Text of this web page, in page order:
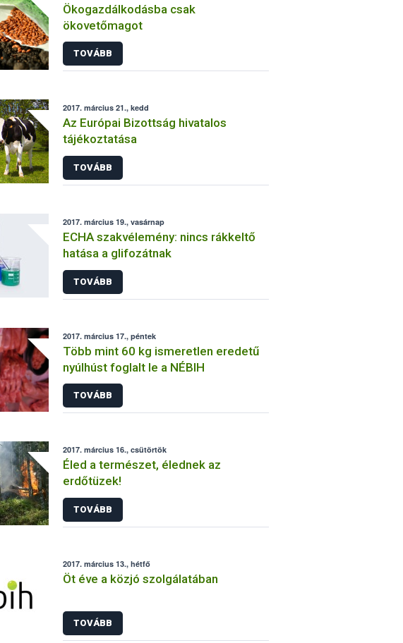
Ökogazdálkodásba csak
ökovetőmagot
TOVÁBB
2017. március 21., kedd
Az Európai Bizottság hivatalos
tájékoztatása
TOVÁBB
2017. március 19., vasárnap
ECHA szakvélemény: nincs rákkeltő
hatása a glifozátnak
TOVÁBB
2017. március 17., péntek
Több mint 60 kg ismeretlen eredetű
nyúlhúst foglalt le a NÉBIH
TOVÁBB
2017. március 16., csütörtök
Éled a természet, élednek az
erdőtüzek!
TOVÁBB
2017. március 13., hétfő
Öt éve a közjó szolgálatában
TOVÁBB